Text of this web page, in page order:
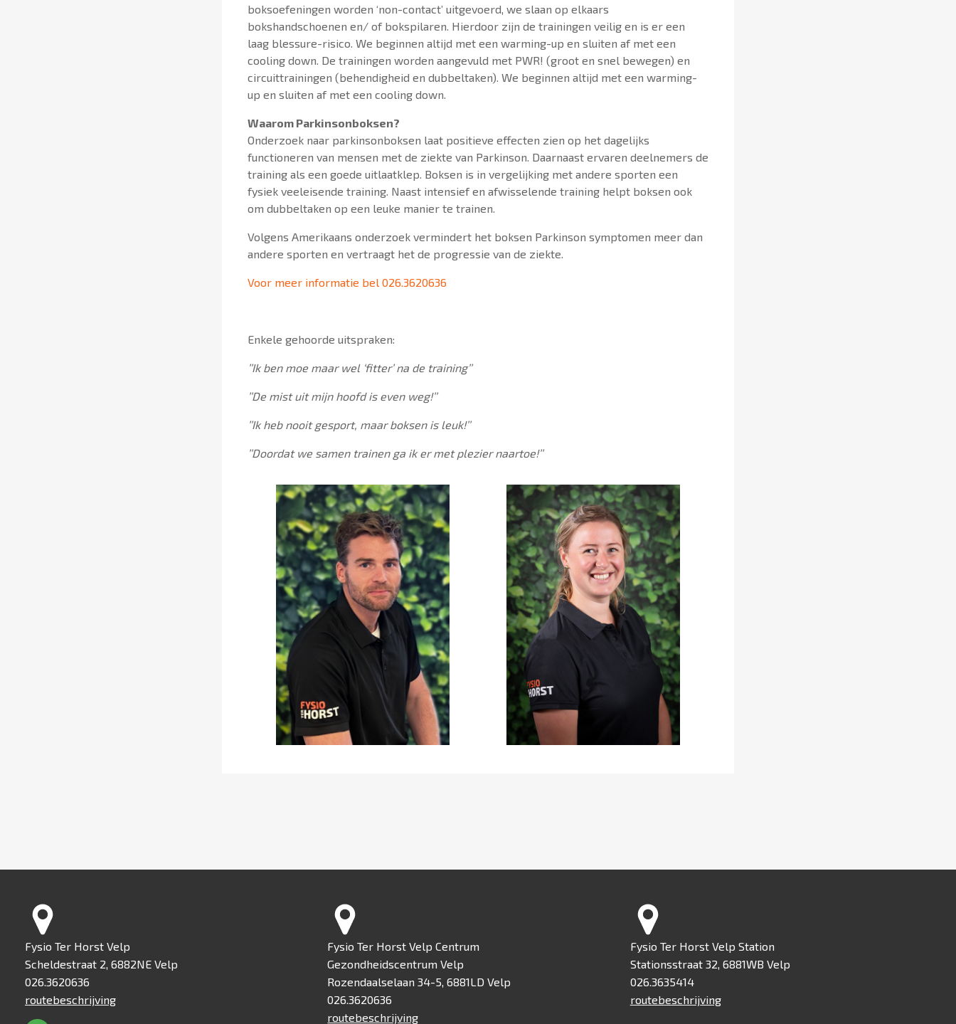
boksoefeningen worden ‘non-contact’ uitgevoerd, we slaan op elkaars
bokshandschoenen en/ of bokspilaren. Hierdoor zijn de trainingen veilig en is er een
laag blessure-risico. We beginnen altijd met een warming-up en sluiten af met een
cooling down. De trainingen worden aangevuld met PWR! (groot en snel bewegen) en
circuittrainingen (behendigheid en dubbeltaken). We beginnen altijd met een warming-
up en sluiten af met een cooling down.
Waarom Parkinsonboksen?
Onderzoek naar parkinsonboksen laat positieve effecten zien op het dagelijks
functioneren van mensen met de ziekte van Parkinson. Daarnaast ervaren deelnemers de
training als een goede uitlaatklep. Boksen is in vergelijking met andere sporten een
fysiek veeleisende training. Naast intensief en afwisselende training helpt boksen ook
om dubbeltaken op een leuke manier te trainen.
Volgens Amerikaans onderzoek vermindert het boksen Parkinson symptomen meer dan
andere sporten en vertraagt het de progressie van de ziekte.
Voor meer informatie bel 026.3620636
Enkele gehoorde uitspraken:
’’Ik ben moe maar wel ‘fitter’ na de training’’
’’De mist uit mijn hoofd is even weg!’’
’’Ik heb nooit gesport, maar boksen is leuk!’’
’’Doordat we samen trainen ga ik er met plezier naartoe!’’
Fysio Ter Horst Velp
Scheldestraat 2, 6882NE Velp
026.3620636
routebeschrijving
Fysio Ter Horst Velp Centrum
Gezondheidscentrum Velp
Rozendaalselaan 34-5, 6881LD Velp
026.3620636
routebeschrijving
Fysio Ter Horst Velp Station
Stationsstraat 32, 6881WB Velp
026.3635414
routebeschrijving